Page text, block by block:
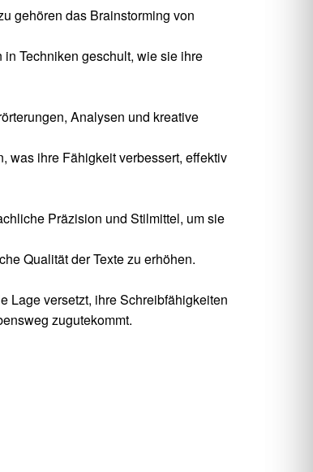
gehören das Brainstorming von
Techniken geschult, wie sie ihre
Analysen und kreative
was ihre Fähigkeit verbessert, effektiv
Präzision und Stilmittel, um sie
Qualität der Texte zu erhöhen.
Lage versetzt, ihre Schreibfähigkeiten
zugutekommt.